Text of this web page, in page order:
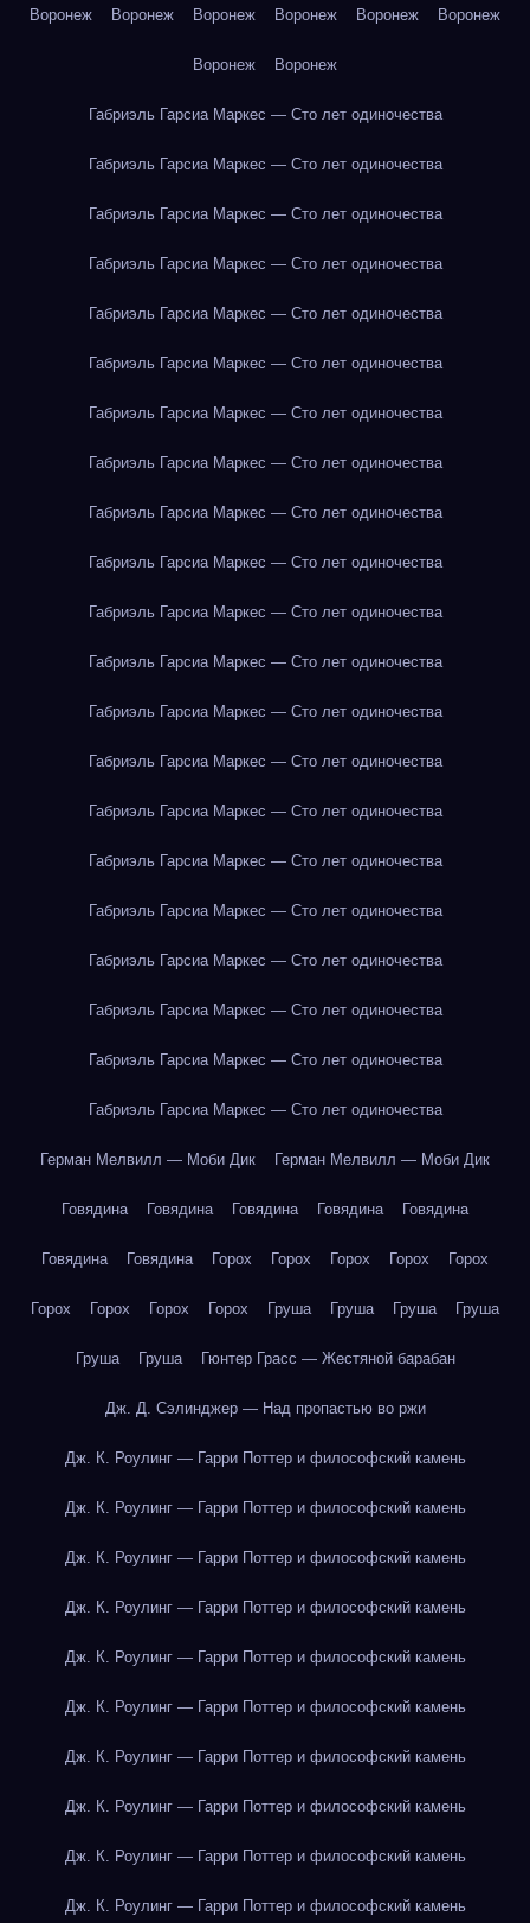
Воронеж Воронеж Воронеж Воронеж Воронеж Воронеж
Воронеж Воронеж
Габриэль Гарсиа Маркес — Сто лет одиночества
Габриэль Гарсиа Маркес — Сто лет одиночества
Габриэль Гарсиа Маркес — Сто лет одиночества
Габриэль Гарсиа Маркес — Сто лет одиночества
Габриэль Гарсиа Маркес — Сто лет одиночества
Габриэль Гарсиа Маркес — Сто лет одиночества
Габриэль Гарсиа Маркес — Сто лет одиночества
Габриэль Гарсиа Маркес — Сто лет одиночества
Габриэль Гарсиа Маркес — Сто лет одиночества
Габриэль Гарсиа Маркес — Сто лет одиночества
Габриэль Гарсиа Маркес — Сто лет одиночества
Габриэль Гарсиа Маркес — Сто лет одиночества
Габриэль Гарсиа Маркес — Сто лет одиночества
Габриэль Гарсиа Маркес — Сто лет одиночества
Габриэль Гарсиа Маркес — Сто лет одиночества
Габриэль Гарсиа Маркес — Сто лет одиночества
Габриэль Гарсиа Маркес — Сто лет одиночества
Габриэль Гарсиа Маркес — Сто лет одиночества
Габриэль Гарсиа Маркес — Сто лет одиночества
Габриэль Гарсиа Маркес — Сто лет одиночества
Габриэль Гарсиа Маркес — Сто лет одиночества
Герман Мелвилл — Моби Дик Герман Мелвилл — Моби Дик
Говядина Говядина Говядина Говядина Говядина
Говядина Говядина Горох Горох Горох Горох Горох
Горох Горох Горох Горох Груша Груша Груша Груша
Груша Груша Гюнтер Грасс — Жестяной барабан
Дж. Д. Сэлинджер — Над пропастью во ржи
Дж. К. Роулинг — Гарри Поттер и философский камень
Дж. К. Роулинг — Гарри Поттер и философский камень
Дж. К. Роулинг — Гарри Поттер и философский камень
Дж. К. Роулинг — Гарри Поттер и философский камень
Дж. К. Роулинг — Гарри Поттер и философский камень
Дж. К. Роулинг — Гарри Поттер и философский камень
Дж. К. Роулинг — Гарри Поттер и философский камень
Дж. К. Роулинг — Гарри Поттер и философский камень
Дж. К. Роулинг — Гарри Поттер и философский камень
Дж. К. Роулинг — Гарри Поттер и философский камень